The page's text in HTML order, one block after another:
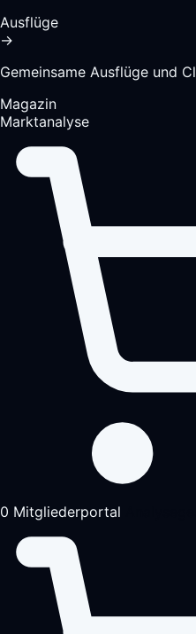
Ausflüge
→
Gemeinsame Ausflüge und
Magazin
Marktanalyse
0 Mitgliederportal